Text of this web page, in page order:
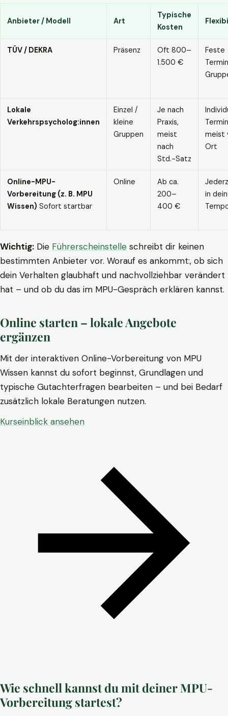
Anbieter / Modell Art
Typische
Kosten
TÜV / DEKRA Präsenz
Oft 800–
1.500 €
Feste
Lokale
Verkehrspsycholog:innen
Einzel /
kleine
Gruppen
Je nach
Praxis,
meist
nach
Std.-Satz
meist
Ort
Online-MPU-
Vorbereitung (z. B. MPU
Wissen) Sofort startbar
Online
Ab ca.
200–
400 €
in
Wichtig: Die Führerscheinstelle schreibt dir keinen
bestimmten Anbieter vor. Worauf es ankommt:, ob sich
dein Verhalten glaubhaft und nachvollziehbar verändert
hat – und ob du das im MPU-Gespräch erklären kannst.
Online starten – lokale Angebote
ergänzen
Mit der interaktiven Online-Vorbereitung von MPU
Wissen kannst du sofort beginnst, Grundlagen und
typische Gutachterfragen bearbeiten – und bei Bedarf
zusätzlich lokale Beratungen nutzen.
Kurseinblick ansehen
Wie schnell kannst du mit deiner MPU-
Vorbereitung startest?